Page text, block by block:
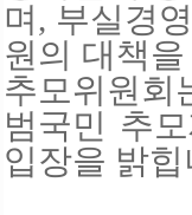
며, 부실경
원의 대책
추모위원회
범국민 추
입장을 밝